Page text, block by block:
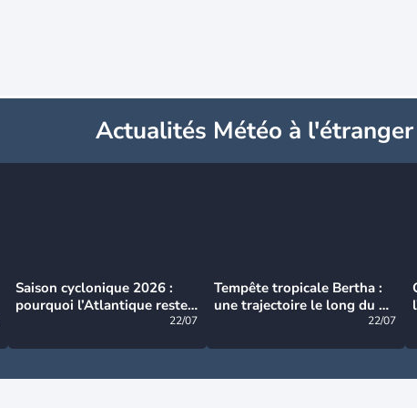
Actualités Météo à l'étranger
Saison cyclonique 2026 :
pourquoi l’Atlantique reste
22/07
Tempête tropicale Bertha :
une trajectoire le long du du
22/07